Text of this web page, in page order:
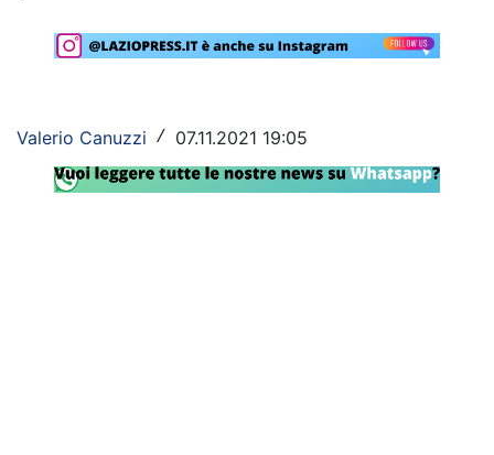
Lazio Women
Social
Calcio
Valerio Canuzzi / 07.11.2021 19:05